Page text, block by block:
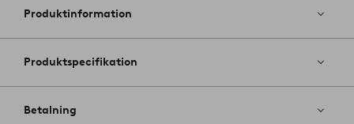
favoriter
Produktinformation
Produktspecifikation
Betalning